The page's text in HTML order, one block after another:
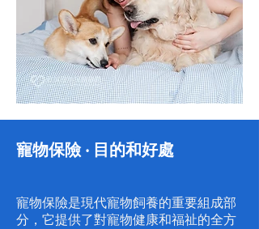
寵物保險 ‧ 目的和好處
寵物保險是現代寵物飼養的重要組成部
分，它提供了對寵物健康和福祉的全方